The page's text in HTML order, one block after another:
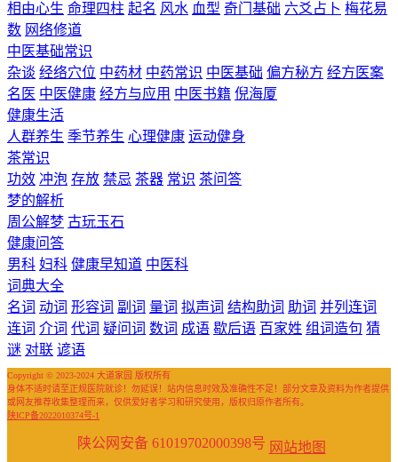
相由心生 命理四柱 起名 风水 血型 奇门基础 六爻占卜 梅花易
数 网络修道
中医基础常识
杂谈 经络穴位 中药材 中药常识 中医基础 偏方秘方 经方医案
名医 中医健康 经方与应用 中医书籍 倪海厦
健康生活
人群养生 季节养生 心理健康 运动健身
茶常识
功效 冲泡 存放 禁忌 茶器 常识 茶问答
梦的解析
周公解梦 古玩玉石
健康问答
男科 妇科 健康早知道 中医科
词典大全
名词 动词 形容词 副词 量词 拟声词 结构助词 助词 并列连词
连词 介词 代词 疑问词 数词 成语 歇后语 百家姓 组词造句 猜
谜 对联 谚语
Copyright © 2023-2024 大道家园 版权所有
身体不适时请至正规医院就诊！勿延误！站内信息时效及准确性不足！部分文章及资料为作者提供
或网友推荐收集整理而来，仅供爱好者学习和研究使用，版权归原作者所有。
陕ICP备2022010374号-1
陕公网安备 61019702000398号 网站地图